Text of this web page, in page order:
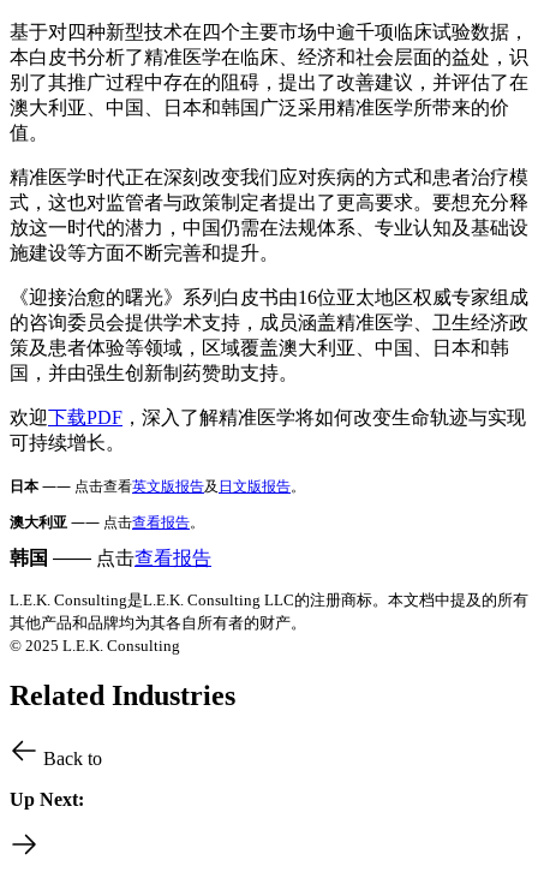
基于对四种新型技术在四个主要市场中逾千项临床试验数据，
本白皮书分析了精准医学在临床、经济和社会层面的益处，识
别了其推广过程中存在的阻碍，提出了改善建议，并评估了在
澳大利亚、中国、日本和韩国广泛采用精准医学所带来的价
值。
精准医学时代正在深刻改变我们应对疾病的方式和患者治疗模
式，这也对监管者与政策制定者提出了更高要求。要想充分释
放这一时代的潜力，中国仍需在法规体系、专业认知及基础设
施建设等方面不断完善和提升。
《迎接治愈的曙光》系列白皮书由16位亚太地区权威专家组成
的咨询委员会提供学术支持，成员涵盖精准医学、卫生经济政
策及患者体验等领域，区域覆盖澳大利亚、中国、日本和韩
国，并由强生创新制药赞助支持。
欢迎下载PDF ，深入了解精准医学将如何改变生命轨迹与实现
可持续增长。
日本—— 点击查看英文版报告及 日文版报告。
澳大利亚—— 点击查看报告。
韩国 —— 点击查看报告
L.E.K. Consulting是L.E.K. Consulting LLC的注册商标。本文档中提及的所有
其他产品和品牌均为其各自所有者的财产。
© 2025 L.E.K. Consulting
Related Industries
Back to
Up Next: